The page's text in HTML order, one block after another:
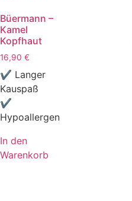
Büermann –
Kamel
Kopfhaut
16,90 €
✔ Langer
Kauspaß
✔
Hypoallergen
In den
Warenkorb